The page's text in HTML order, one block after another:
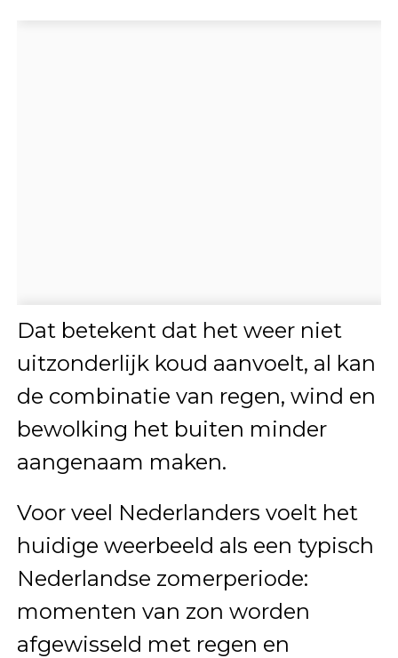
Dat betekent dat het weer niet
uitzonderlijk koud aanvoelt, al kan
de combinatie van regen, wind en
bewolking het buiten minder
aangenaam maken.
Voor veel Nederlanders voelt het
huidige weerbeeld als een typisch
Nederlandse zomerperiode:
momenten van zon worden
afgewisseld met regen en